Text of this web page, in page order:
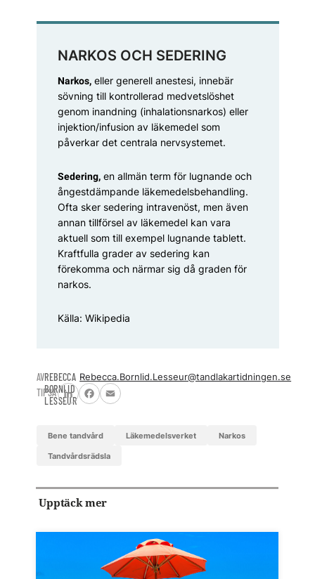
NARKOS OCH SEDERING
Narkos,eller generell anestesi, innebär
sövning till kontrollerad medvetslöshet
genom inandning (inhalationsnarkos) eller
injektion/infusion av läkemedel som
påverkar det centrala nervsystemet.
Sedering,en allmän term för lugnande och
ångestdämpande läkemedelsbehandling.
Ofta sker sedering intravenöst, men även
annan tillförsel av läkemedel kan vara
aktuell som till exempel lugnande tablett.
Kraftfulla grader av sedering kan
förekomma och närmar sig då graden för
narkos.
Källa: Wikipedia
AVREBECCA
BORNLID
LESSEUR
Rebecca.Bornlid.Lesseur@tandlakartidningen.se
TIPSA
LinkedInFacebook
Email
Bene tandvård Läkemedelsverket narkos
tandvårdsrädsla
Upptäck mer